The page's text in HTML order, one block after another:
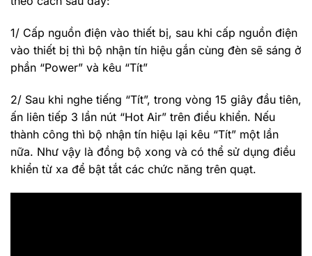
1/ Cấp nguồn điện vào thiết bị, sau khi cấp nguồn điện
vào thiết bị thì bộ nhận tín hiệu gắn cùng đèn sẽ sáng ở
phần “Power” và kêu “Tít”
2/ Sau khi nghe tiếng “Tít”, trong vòng 15 giây đầu tiên,
ấn liên tiếp 3 lần nút “Hot Air” trên điều khiển. Nếu
thành công thì bộ nhận tín hiệu lại kêu “Tít” một lần
nữa. Như vậy là đồng bộ xong và có thể sử dụng điều
khiển từ xa để bật tắt các chức năng trên quạt.